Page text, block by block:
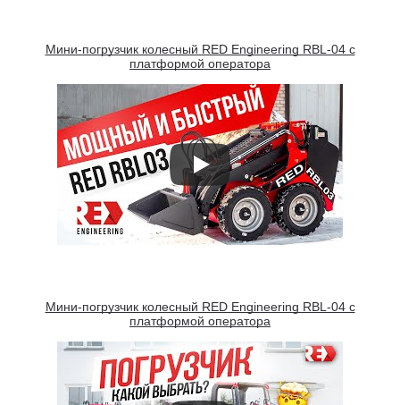
Мини-погрузчик колесный RED Engineering RBL-04 с
платформой оператора
Мини-погрузчик колесный RED Engineering RBL-04 с
платформой оператора